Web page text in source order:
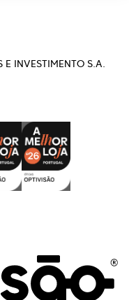
E INVESTIMENTO S.A.